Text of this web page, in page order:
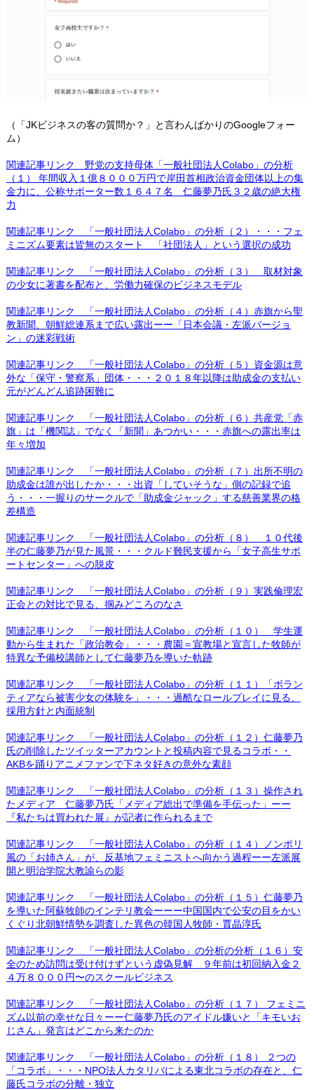
（「JKビジネスの客の質問か？」と言わんばかりのGoogleフォー
ム）
関連記事リンク 野党の支持母体「一般社団法人Colabo」の分析
（１） 年間収入１億８０００万円で岸田首相政治資金団体以上の集
金力に、公称サポーター数１６４７名 仁藤夢乃氏３２歳の絶大権
力
関連記事リンク 「一般社団法人Colabo」の分析（２）・・・フェ
ミニズム要素は皆無のスタート 「社団法人」という選択の成功
関連記事リンク 「一般社団法人Colabo」の分析（３） 取材対象
の少女に著書を配布と、労働力確保のビジネスモデル
関連記事リンク 「一般社団法人Colabo」の分析（４）赤旗から聖
教新聞、朝鮮総連系まで広い露出ーー「日本会議・左派バージョ
ン」の迷彩戦術
関連記事リンク 「一般社団法人Colabo」の分析（５）資金源は意
外な「保守・警察系」団体・・・２０１８年以降は助成金の支払い
元がどんどん追跡困難に
関連記事リンク 「一般社団法人Colabo」の分析（６）共産党「赤
旗」は「機関誌」でなく「新聞」あつかい・・・赤旗への露出率は
年々増加
関連記事リンク 「一般社団法人Colabo」の分析（７）出所不明の
助成金は誰が出したか・・・出資「していそうな」側の記録で追
う・・・一握りのサークルで「助成金ジャック」する慈善業界の格
差構造
関連記事リンク 「一般社団法人Colabo」の分析（８） １０代後
半の仁藤夢乃が見た風景・・・クルド難民支援から「女子高生サポ
ートセンター」への脱皮
関連記事リンク 「一般社団法人Colabo」の分析（９）実践倫理宏
正会との対比で見る、掴みどころのなさ
関連記事リンク 「一般社団法人Colabo」の分析（１０） 学生運
動から生まれた「政治教会」・・・農園＝宣教場と宣言した牧師が
特異な予備校講師として仁藤夢乃を導いた軌跡
関連記事リンク 「一般社団法人Colabo」の分析（１１）「ボラン
ティアなら被害少女の体験を」・・・過酷なロールプレイに見る、
採用方針と内面統制
関連記事リンク 「一般社団法人Colabo」の分析（１２）仁藤夢乃
氏の削除したツイッターアカウントと投稿内容で見るコラボ・・
AKBを踊りアニメファンで下ネタ好きの意外な素顔
関連記事リンク 「一般社団法人Colabo」の分析（１３）操作され
たメディア 仁藤夢乃氏「メディア総出で準備を手伝った」ーー
『私たちは買われた展』が記者に作られるまで
関連記事リンク 「一般社団法人Colabo」の分析（１４）ノンポリ
風の「お姉さん」が、反基地フェミニストへ向かう過程ーー左派展
開と明治学院大教諭らの影
関連記事リンク 「一般社団法人Colabo」の分析（１５）仁藤夢乃
を導いた阿蘇牧師のインテリ教会ーーー中国国内で公安の目をかい
くぐり北朝鮮情勢を調査した異色の韓国人牧師・賈晶淳氏
関連記事リンク 「一般社団法人Colabo」の分析の分析（１６）安
全のため訪問は受け付けずという虚偽見解 ９年前は初回納入金２
４万８０００円〜のスクールビジネス
関連記事リンク 「一般社団法人Colabo」の分析（１７） フェミニ
ズム以前の幸せな日々ーー仁藤夢乃氏のアイドル嫌いと「キモいお
じさん」発言はどこから来たのか
関連記事リンク 「一般社団法人Colabo」の分析（１８） ２つの
「コラボ」・・・NPO法人カタリバによる東北コラボの存在と、仁
藤氏コラボの分離・独立